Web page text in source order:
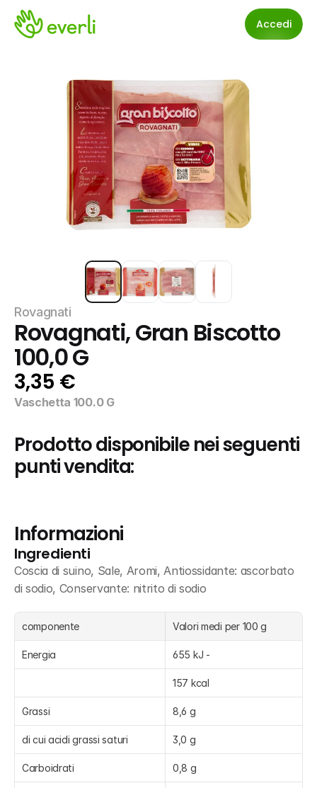
Accedi
Rovagnati
Rovagnati, Gran Biscotto
100,0 G
3,35 €
Vaschetta 100.0 G
Prodotto disponibile nei seguenti
punti vendita:
Informazioni
Ingredienti
Coscia di suino, Sale, Aromi, Antiossidante: ascorbato
di sodio, Conservante: nitrito di sodio
componente Valori medi per 100 g
Energia 655 kJ -
157 kcal
Grassi 8,6 g
di cui acidi grassi saturi 3,0 g
Carboidrati 0,8 g